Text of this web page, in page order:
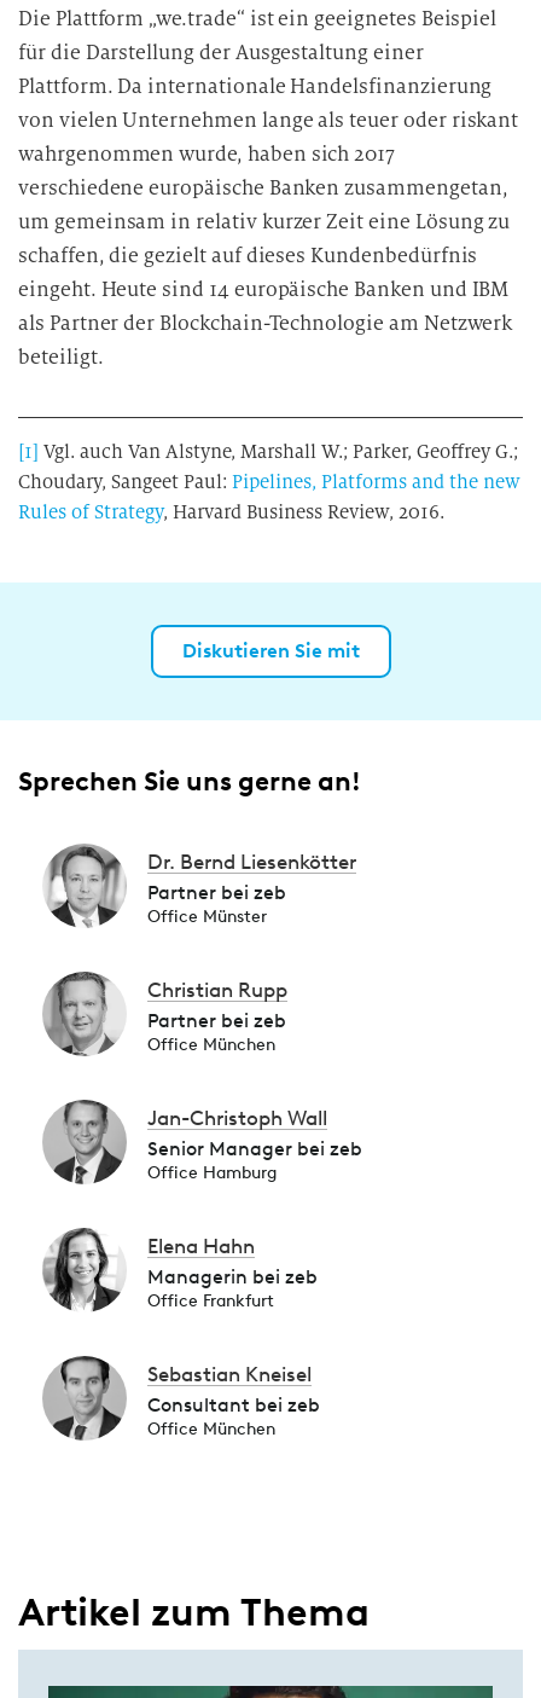
Die Plattform „we.trade“ ist ein geeignetes Beispiel
für die Darstellung der Ausgestaltung einer
Plattform. Da internationale Handelsfinanzierung
von vielen Unternehmen lange als teuer oder riskant
wahrgenommen wurde, haben sich 2017
verschiedene europäische Banken zusammengetan,
um gemeinsam in relativ kurzer Zeit eine Lösung zu
schaffen, die gezielt auf dieses Kundenbedürfnis
eingeht. Heute sind 14 europäische Banken und IBM
als Partner der Blockchain-Technologie am Netzwerk
beteiligt.
[1] Vgl. auch Van Alstyne, Marshall W.; Parker, Geoffrey G.;
Choudary, Sangeet Paul: Pipelines, Platforms and the new
Rules of Strategy, Harvard Business Review, 2016.
Diskutieren Sie mit
Sprechen Sie uns gerne an!
Dr. Bernd Liesenkötter
Partner bei zeb
Office Münster
Christian Rupp
Partner bei zeb
Office München
Jan-Christoph Wall
Senior Manager bei zeb
Office Hamburg
Elena Hahn
Managerin bei zeb
Office Frankfurt
Sebastian Kneisel
Consultant bei zeb
Office München
Artikel zum Thema